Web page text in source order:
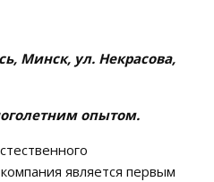
Минск, ул. Некрасова,
опытом.
является первым